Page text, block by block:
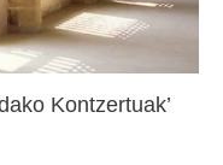
Kontzertuak’